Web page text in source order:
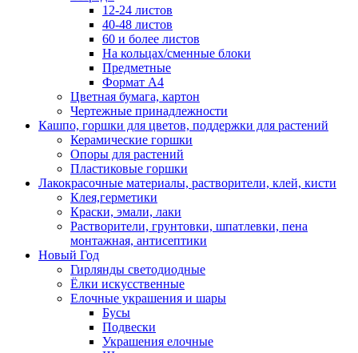
12-24 листов
40-48 листов
60 и более листов
На кольцах/сменные блоки
Предметные
Формат А4
Цветная бумага, картон
Чертежные принадлежности
Кашпо, горшки для цветов, поддержки для растений
Керамические горшки
Опоры для растений
Пластиковые горшки
Лакокрасочные материалы, растворители, клей, кисти
Клея,герметики
Краски, эмали, лаки
Растворители, грунтовки, шпатлевки, пена
монтажная, антисептики
Новый Год
Гирлянды светодиодные
Ёлки искусственные
Елочные украшения и шары
Бусы
Подвески
Украшения елочные